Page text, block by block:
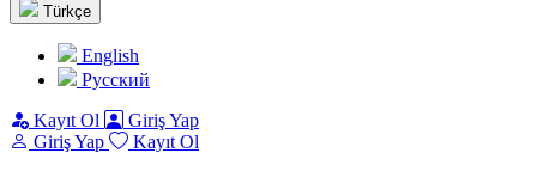
Türkçe
English
Pусский
Kayıt Ol
Giriş Yap
Giriş Yap
Kayıt Ol